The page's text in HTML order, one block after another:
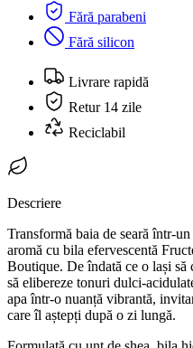
Fără parabeni
Fără silicon
Livrare rapidă
Retur 14 zile
Reciclabil
Descriere
Transformă baia de seară într-
aromă cu bila efervescentă
Boutique. De îndată ce o lași să
să elibereze tonuri dulci-
apa într-o nuanță vibrantă,
care îl aștepți după o zi lungă.